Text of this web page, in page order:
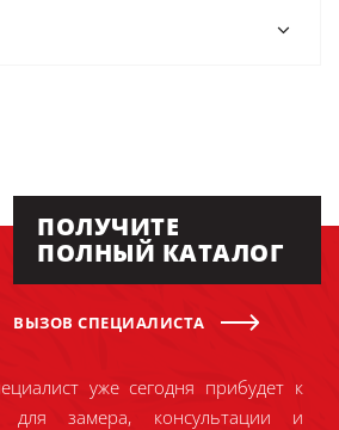
ПОЛУЧИТЕ
ПОЛНЫЙ КАТАЛОГ
ВЫЗОВ СПЕЦИАЛИСТА
уже сегодня прибудет к
замера, консультации и